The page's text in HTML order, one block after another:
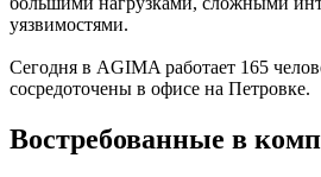
уязвимостями.
Сегодня в AGIMA работает 165
сосредоточены в офисе на Петровке.
Востребованные в